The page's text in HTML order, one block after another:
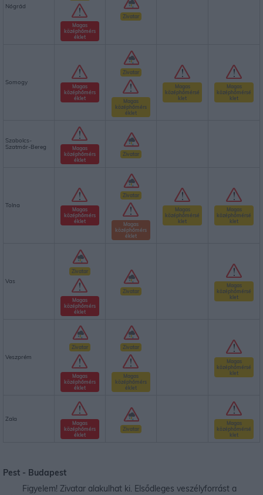
Nógrád
Magas
középhőmérs
éklet
Zivatar
Somogy
Magas
középhőmérs
éklet
Zivatar
Magas
középhőmérs
éklet
Magas
középhőmérsé
klet
Magas
középhőmérsé
klet
Szabolcs-
Szatmár-Bereg
Magas
középhőmérs
éklet
Zivatar
Tolna
Magas
középhőmérs
éklet
Zivatar
Magas
középhőmérs
éklet
Magas
középhőmérsé
klet
Magas
középhőmérsé
klet
Vas
Zivatar
Magas
középhőmérs
éklet
Zivatar
Magas
középhőmérsé
klet
Veszprém
Zivatar
Magas
középhőmérs
éklet
Zivatar
Magas
középhőmérs
éklet
Magas
középhőmérsé
klet
Zala
Magas
középhőmérs
éklet
Zivatar
Magas
középhőmérsé
klet
Pest - Budapest
Figyelem! Zivatar alakulhat ki. Elsődleges veszélyforrást a